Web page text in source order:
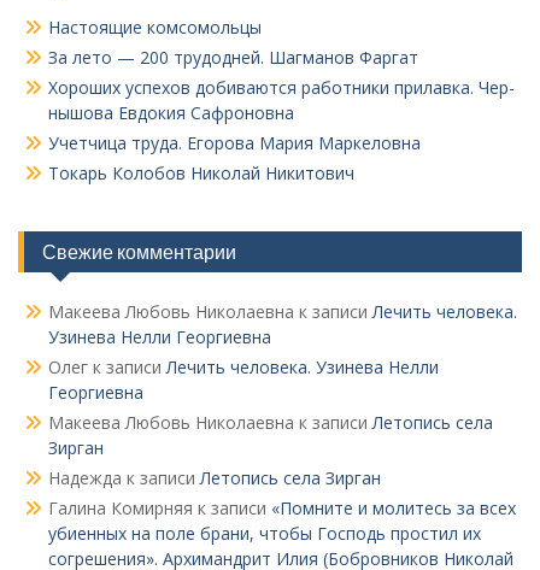
Настоящие комсомольцы
За лето — 200 трудодней. Шагманов Фаргат
Хороших успехов добиваются работники прилавка. Чер­
нышова Евдокия Сафроновна
Учетчица труда. Его­рова Мария Маркеловна
Токарь Колобов Ни­колай Никитович
Свежие комментарии
Макеева Любовь Николаевна к записиЛечить человека.
Узинева Нелли Георгиевна
Олег к записиЛечить человека. Узинева Нелли
Георгиевна
Макеева Любовь Николаевна к записиЛетопись села
Зирган
Надежда к записиЛетопись села Зирган
Галина Комирняя к записи «Помните и молитесь за всех
убиенных на поле брани, чтобы Господь простил их
согрешения». Архимандрит Илия (Бобровников Николай